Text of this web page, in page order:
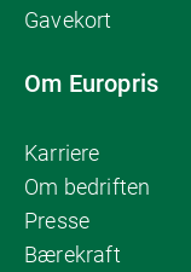
Gavekort
Om Europris
Karriere
Om bedriften
Presse
Bærekraft